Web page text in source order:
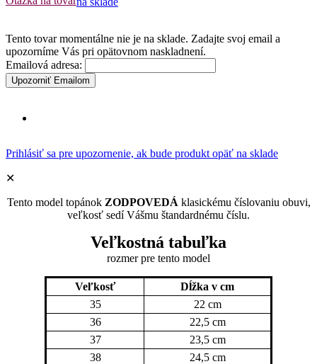
Tento tovar momentálne nie je na sklade. Zadajte svoj email a
upozorníme Vás pri opätovnom naskladnení.
Emailová adresa:
Upozorniť Emailom
Prihlásiť sa pre upozornenie, ak bude produkt opäť na sklade
✕
Tento model topánok ZODPOVEDÁ klasickému číslovaniu obuvi,
veľkosť sedí Vášmu štandardnému číslu.
Veľkostná tabuľka
rozmer pre tento model
Veľkosť
Dĺžka v cm
35
22 cm
36
22,5 cm
37
23,5 cm
38
24,5 cm